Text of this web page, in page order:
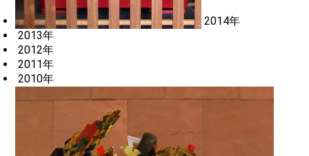
2014年
2013年
2012年
2011年
2010年